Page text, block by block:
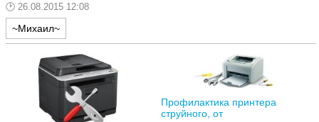
26.08.2015 12:08
~Михаил~
Профилактика принтера
струйного, от